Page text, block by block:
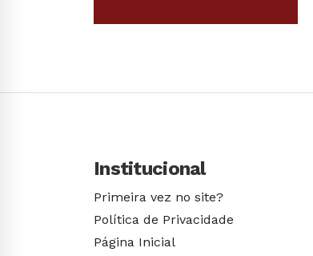
Institucional
Primeira vez no site?
Política de Privacidade
Página Inicial